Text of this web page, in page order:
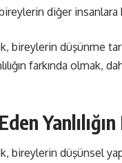
diğer insanlara
bireylerin düşünme
farkında olmak,
bireylerin düşünsel